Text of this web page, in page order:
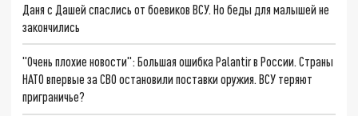
Даня с Дашей спаслись от боевиков ВСУ. Но беды для малышей не
закончились
"Очень плохие новости": Большая ошибка Palantir в России. Страны
НАТО впервые за СВО остановили поставки оружия. ВСУ теряют
приграничье?